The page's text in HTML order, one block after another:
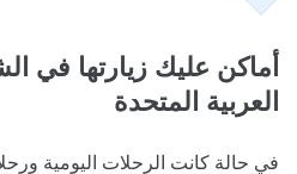
أماكن عليك زيارتها في
العربية المتحدة
في حالة كانت الرحلات اليومية